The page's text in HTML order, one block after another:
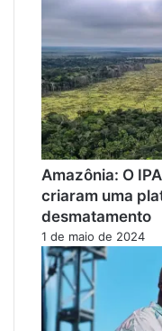
Amazônia: O
criaram uma
desmatamento
1 de maio de 2024